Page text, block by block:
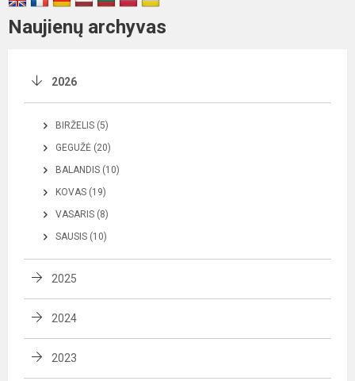
Naujienų archyvas
2026
BIRŽELIS (5)
GEGUŽĖ (20)
BALANDIS (10)
KOVAS (19)
VASARIS (8)
SAUSIS (10)
2025
2024
2023